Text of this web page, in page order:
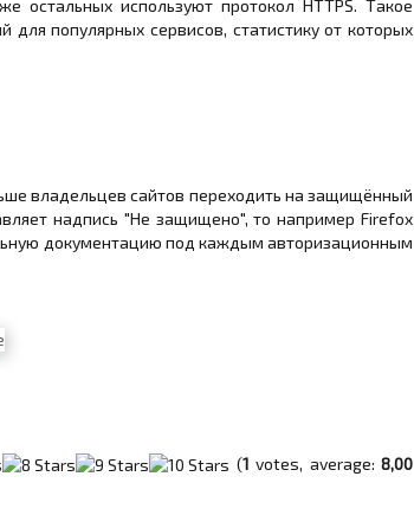
остальных используют протокол HTTPS. Такое
популярных сервисов, статистику от которых
владельцев сайтов переходить на защищённый
надпись "Не защищено", то например Firefox
документацию под каждым авторизационным
(1 votes, average: 8,00